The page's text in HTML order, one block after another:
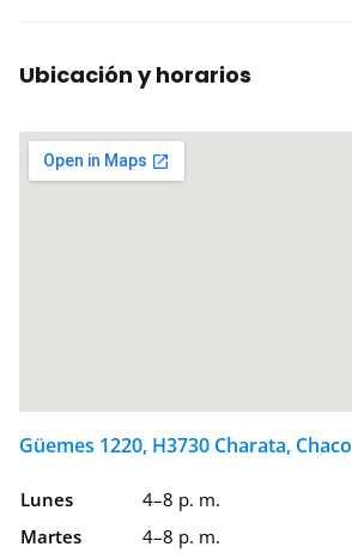
Ubicación y horarios
Güemes 1220, H3730 Charata, Chaco
Lunes
4–8 p. m.
Martes
4–8 p. m.